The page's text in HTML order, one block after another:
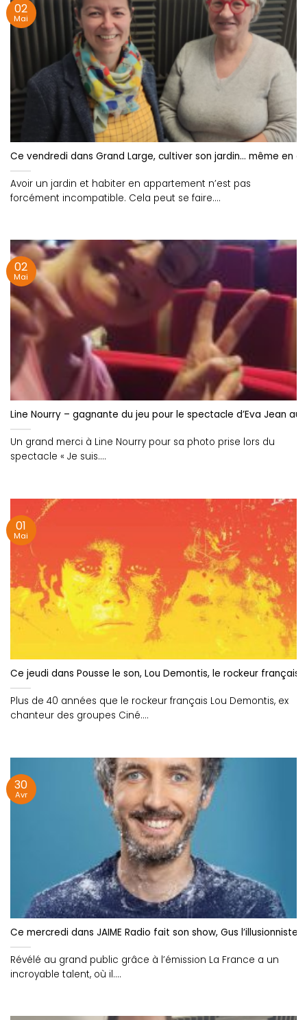
Ce vendredi dans Grand Large, cultiver son jardin… même en
Avoir un jardin et habiter en appartement n’est pas
forcément incompatible. Cela peut se faire....
02
Mai
Line Nourry – gagnante du jeu pour le spectacle d’Eva Jean au
Un grand merci à Line Nourry pour sa photo prise lors du
spectacle « Je suis....
02
Mai
Ce jeudi dans Pousse le son, Lou Demontis, le rockeur français
Plus de 40 années que le rockeur français Lou Demontis, ex
chanteur des groupes Ciné....
01
Mai
Ce mercredi dans JAIME Radio fait son show, Gus l’illusionniste
Révélé au grand public grâce à l’émission La France a un
incroyable talent, où il....
30
Avr